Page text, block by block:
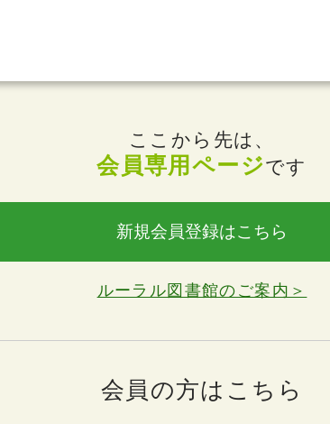
ここから先は、
会員専用ページです
新規会員登録はこちら
ルーラル図書館のご案内＞
会員の方はこちら